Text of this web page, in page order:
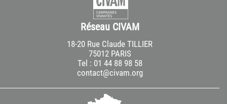
Réseau CIVAM
18-20 Rue Claude TILLIER
75012 PARIS
Tel : 01 44 88 98 58
contact@civam.org